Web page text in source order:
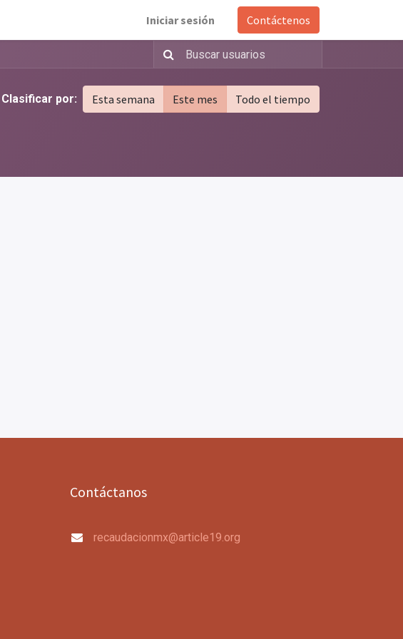
Iniciar sesión Contáctenos
Clasificar por: Esta semana Este mes Todo el tiempo
Contáctanos
recaudacionmx@article19.org